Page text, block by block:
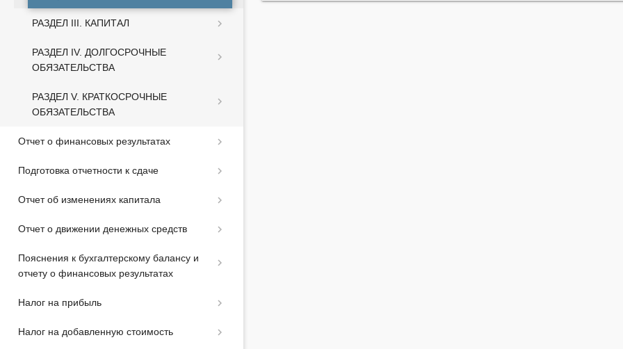
РАЗДЕЛ III. КАПИТАЛ
РАЗДЕЛ IV. ДОЛГОСРОЧНЫЕ
ОБЯЗАТЕЛЬСТВА
РАЗДЕЛ V. КРАТКОСРОЧНЫЕ
ОБЯЗАТЕЛЬСТВА
Отчет о финансовых результатах
Подготовка отчетности к сдаче
Отчет об изменениях капитала
Отчет о движении денежных средств
Пояснения к бухгалтерскому балансу и
отчету о финансовых результатах
Налог на прибыль
Налог на добавленную стоимость